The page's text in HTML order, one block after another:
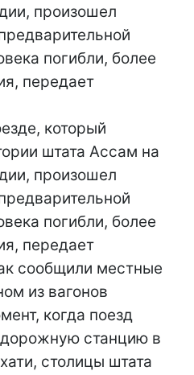
произошел
погибли, более
передает
который
штата Ассам на
произошел
погибли, более
передает
сообщили местные
из вагонов
когда поезд
станцию в
столицы штата